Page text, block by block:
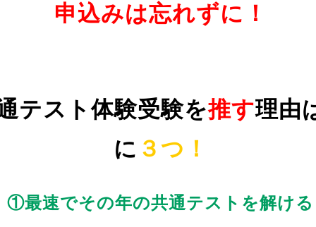
申込みは忘れずに！
テスト体験受験を推す理由
に ３つ！
①最速でその年の共通テストを解ける